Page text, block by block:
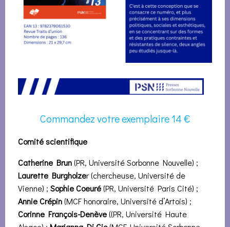
Commandez votre exemplaire 14 €
Comité scientifique
Catherine Brun(PR, Université Sorbonne Nouvelle) ;
Laurette Burgholzer (chercheuse, Université de
Vienne) ; Sophie Coeuré(PR, Université Paris Cité) ;
Annie Crépin(MCF honoraire, Université d’Artois) ;
Corinne François-Denève((PR, Université Haute